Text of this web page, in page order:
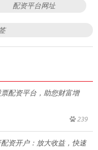
配资平台网址
配资平台，助您财富增
239
资开户：放大收益，快速